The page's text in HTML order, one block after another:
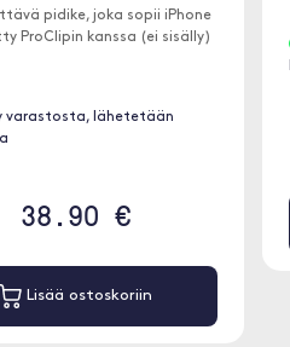
pidike, joka sopii iPhone
ProClipin kanssa (ei sisälly)
varastosta, lähetetään
38.90 €
Lisää ostoskoriin